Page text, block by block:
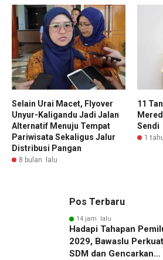
Selain Urai Macet, Flyover
Unyur-Kaligandu Jadi Jalan
Alternatif Menuju Tempat
Pariwisata Sekaligus Jalur
Distribusi Pangan
8 bulan lalu
11
Sendi
1
Pos Terbaru
14 jam lalu
Hadapi Tahapan
2029, Bawaslu Perkuat
SDM dan Gencarkan